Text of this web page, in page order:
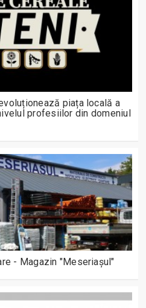
piața locală a
profesiilor din domeniul
- Magazin "Meseriașul"